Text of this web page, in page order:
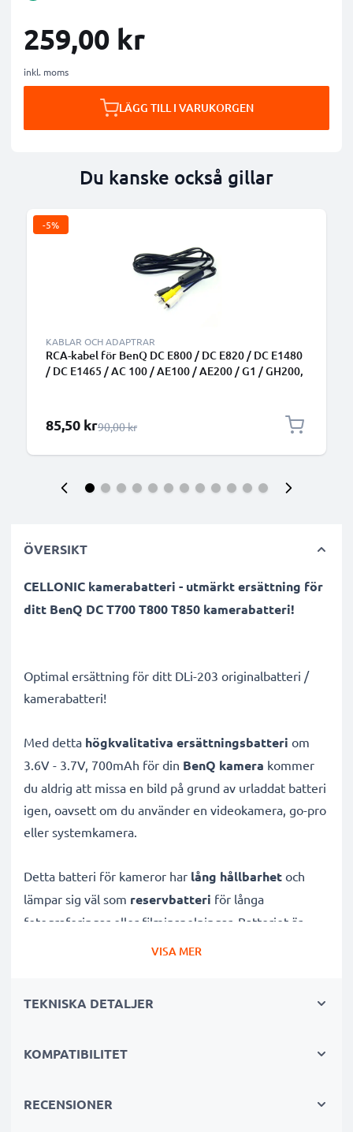
259,00 kr
inkl. moms
LÄGG TILL I VARUKORGEN
Du kanske också gillar
-5%
KABLAR OCH ADAPTRAR
RCA-kabel för BenQ DC E800 / DC E820 / DC E1480
/ DC E1465 / AC 100 / AE100 / AE200 / G1 / GH200,
Specialpris
85,50 krOrdinarie pris
90,00 kr
ÖVERSIKT
CELLONIC kamerabatteri - utmärkt ersättning för
ditt BenQ DC T700 T800 T850 kamerabatteri!
Optimal ersättning för ditt DLi-203 originalbatteri /
kamerabatteri!
Med detta högkvalitativa ersättningsbatteri om
3.6V - 3.7V, 700mAh för din BenQ kamera kommer
du aldrig att missa en bild på grund av urladdat batteri
igen, oavsett om du använder en videokamera, go-pro
eller systemkamera.
Detta batteri för kameror har lång hållbarhet och
lämpar sig väl som reservbatteri för långa
fotograferingar eller filminspelningar. Batteriet är
och utvecklat specifikt för
BenQ kamera!
✔ Hög kapacitet för lång användning:
VISA MER
TEKNISKA DETALJER
KOMPATIBILITET
RECENSIONER